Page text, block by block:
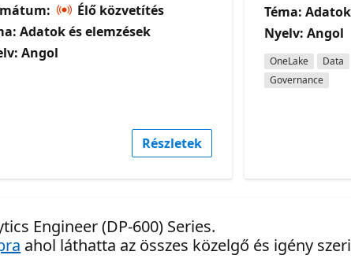
Élő közvetítés
Adatok és elemzések
Angol
Részletek
Téma:
Nyelv: Angol
OneLake Data
Governance
Engineer (DP-600) Series.
ahol láthatta az összes közelgő és igény